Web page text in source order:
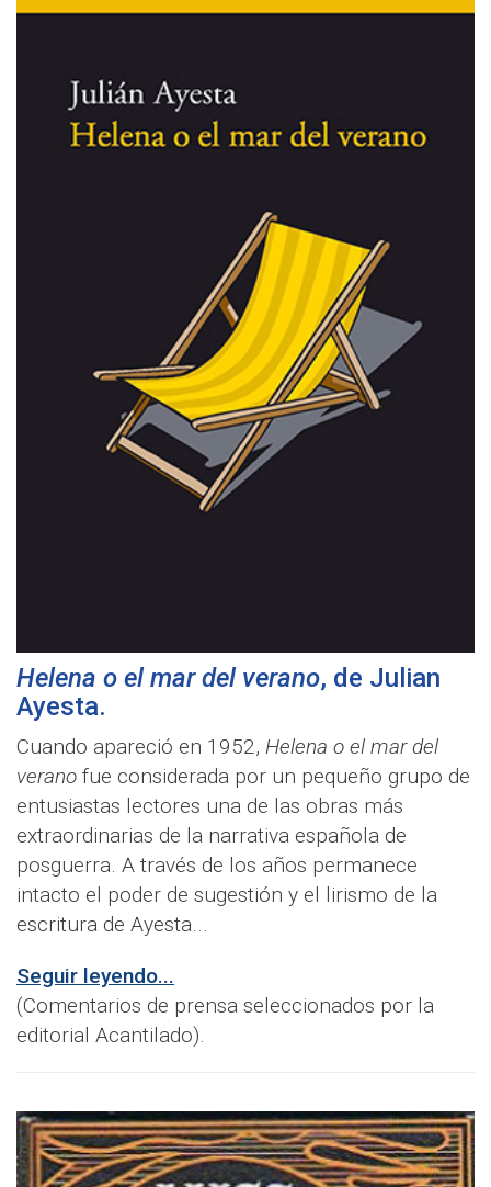
Helena o el mar del verano, de Julian
Ayesta.
Cuando apareció en 1952, Helena o el mar del
verano fue considerada por un pequeño grupo de
entusiastas lectores una de las obras más
extraordinarias de la narrativa española de
posguerra. A través de los años permanece
intacto el poder de sugestión y el lirismo de la
escritura de Ayesta...
Seguir leyendo...
(Comentarios de prensa seleccionados por la
editorial Acantilado).